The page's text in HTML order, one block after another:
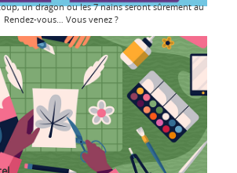
un dragon ou les 7 nains seront sûrement au
Rendez-vous… Vous venez ?